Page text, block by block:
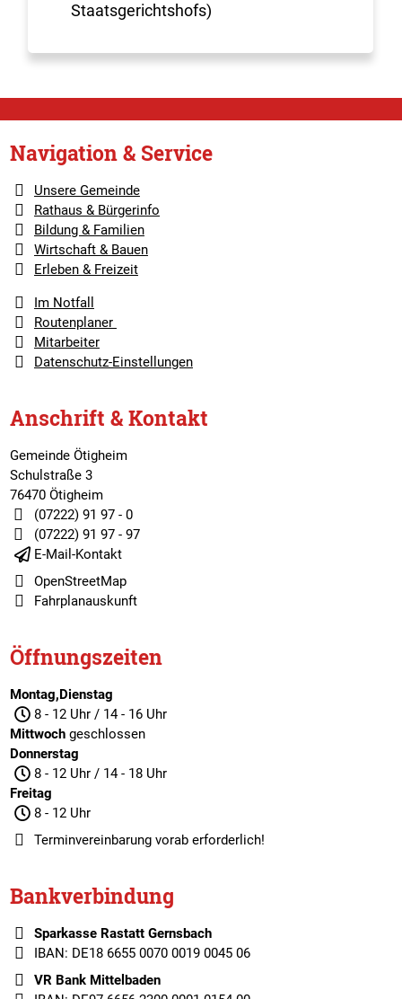
Staatsgerichtshofs)
Navigation & Service
Unsere Gemeinde
Rathaus & Bürgerinfo
Bildung & Familien
Wirtschaft & Bauen
Erleben & Freizeit
Im Notfall
Routenplaner
Mitarbeiter
Datenschutz-Einstellungen
Anschrift & Kontakt
Gemeinde Ötigheim
Schulstraße 3
76470 Ötigheim
(07222) 91 97 - 0
(07222) 91 97 - 97
E-Mail-Kontakt
OpenStreetMap
Fahrplanauskunft
Öffnungszeiten
Montag,Dienstag
8 - 12 Uhr / 14 - 16 Uhr
Mittwochgeschlossen
Donnerstag
8 - 12 Uhr / 14 - 18 Uhr
Freitag
8 - 12 Uhr
Terminvereinbarungvorab erforderlich!
Bankverbindung
Sparkasse Rastatt Gernsbach
IBAN: DE18 6655 0070 0019 0045 06
VR Bank Mittelbaden